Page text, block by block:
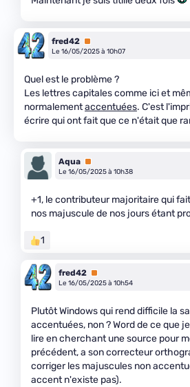
fred42 Premium
Le 16/05/2025 à 10h07
Quel est le problème ?
Les lettres capitales comme ici et
normalementaccentuées. C'est
écrire qui ont fait que ce n'était que
Aqua Premium
Le 16/05/2025 à 10h38
+1, le contributeur majoritaire qui
nos majuscule de nos jours étant
1
fred42 Premium
Le 16/05/2025 à 10h54
Plutôt Windows qui rend difficile la
accentuées, non ? Word de ce que
lire en cherchant une source pour
précédent, a son correcteur
corriger les majuscules non
accent n'existe pas).